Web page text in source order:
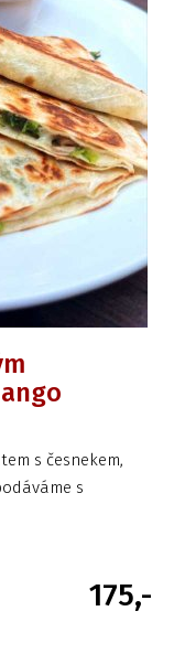
s česnekem,
s
175,-